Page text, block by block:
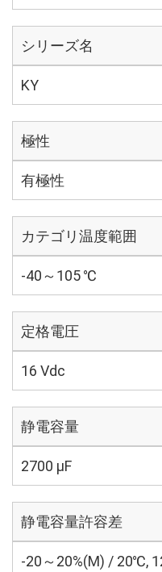
シリーズ名
KY
極性
有極性
カテゴリ温度範囲
-40～105 ℃
定格電圧
16 Vdc
静電容量
2700 µF
静電容量許容差
-20～20%(M) / 20℃,